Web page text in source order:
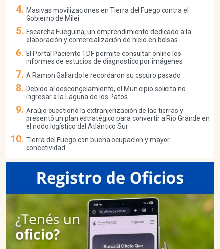
Masivas movilizaciones en Tierra del Fuego contra el
Gobierno de Milei
Escarcha Fueguina, un emprendimiento dedicado a la
elaboración y comercialización de hielo en bolsas
El Portal Paciente TDF permite consultar online los
informes de estudios de diagnostico por imágenes
A Ramon Gallardo le recordaron su oscuro pasado
Debido al descongelamiento, el Municipio solicita no
ingresar a la Laguna de los Patos
Araújo cuestionó la extranjerización de las tierras y
presentó un plan estratégico para convertir a Río Grande en
el nodo logístico del Atlántico Sur
Tierra del Fuego con buena ocupación y mayor
conectividad